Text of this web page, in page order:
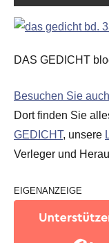
DAS GEDICHT
Besuchen Sie
Dort finden Sie
GEDICHT, unsere
Verleger und
EIGENANZEIGE